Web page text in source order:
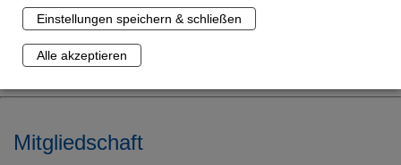
Die KVK:
Mit uns sind Sie gut beraten.
Leistungsstark. Zuverlässig. Spezialisiert.
Mitgliedschaft
Einstellungen speichern & schließen
Alle akzeptieren